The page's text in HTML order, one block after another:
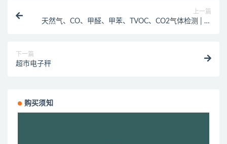
上一篇
天然气、CO、甲醛、甲苯、TVOC、CO2气体检测 | 空
下一篇
超市电子秤
购买须知